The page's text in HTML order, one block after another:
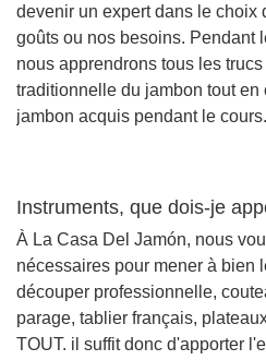
devenir un expert dans le choix
goûts ou nos besoins. Pendant
nous apprendrons tous les
traditionnelle du jambon tout en
jambon acquis pendant le cours.
Instruments, que dois-je
À La Casa Del Jamón, nous
nécessaires pour mener à bien
découper professionnelle,
parage, tablier français,
TOUT. il suffit donc d'apporter